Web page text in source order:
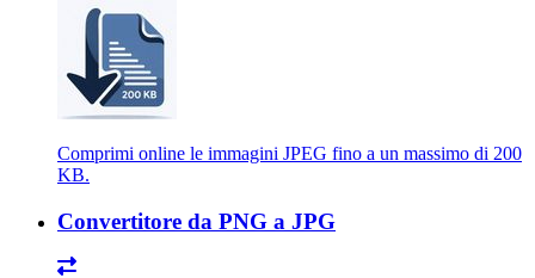
Comprimi online le immagini JPEG fino a un massimo di 200
KB.
Convertitore da PNG a JPG